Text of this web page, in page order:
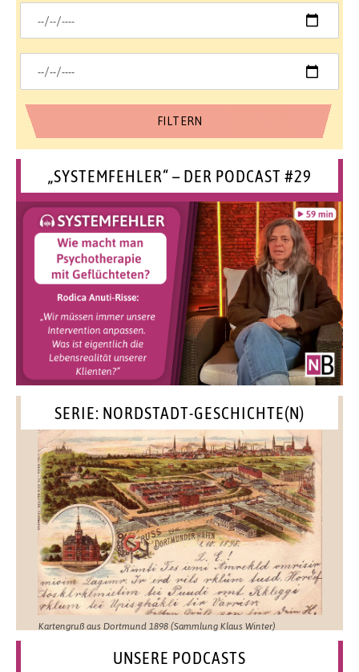
„SYSTEMFEHLER“ – DER PODCAST #29
SERIE: NORDSTADT-GESCHICHTE(N)
Kartengruß aus Dortmund 1898 (Sammlung Klaus Winter)
UNSERE PODCASTS